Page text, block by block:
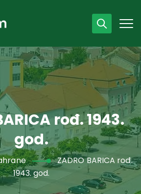
vrijeme
rođ. 1943.
god.
ZADRO BARICA rođ.
1943. god.